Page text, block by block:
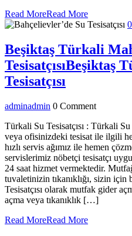
Read MoreRead More
Beşiktaş Türkali
TesisatçısıBeşiktaş
Tesisatçısı
adminadmin 0 Comment
Türkali Su Tesisatçısı : Türkali
veya ofisinizdeki tesisat ile ilgili
hızlı servis ağımız ile hemen
servislerimiz nöbetçi tesisatçı
24 saat hizmet vermektedir.
tuvaletinizin tıkanıklığı, sizin
Tesisatçısı olarak mutfak gider
açma veya tıkanıklık […]
Read MoreRead More